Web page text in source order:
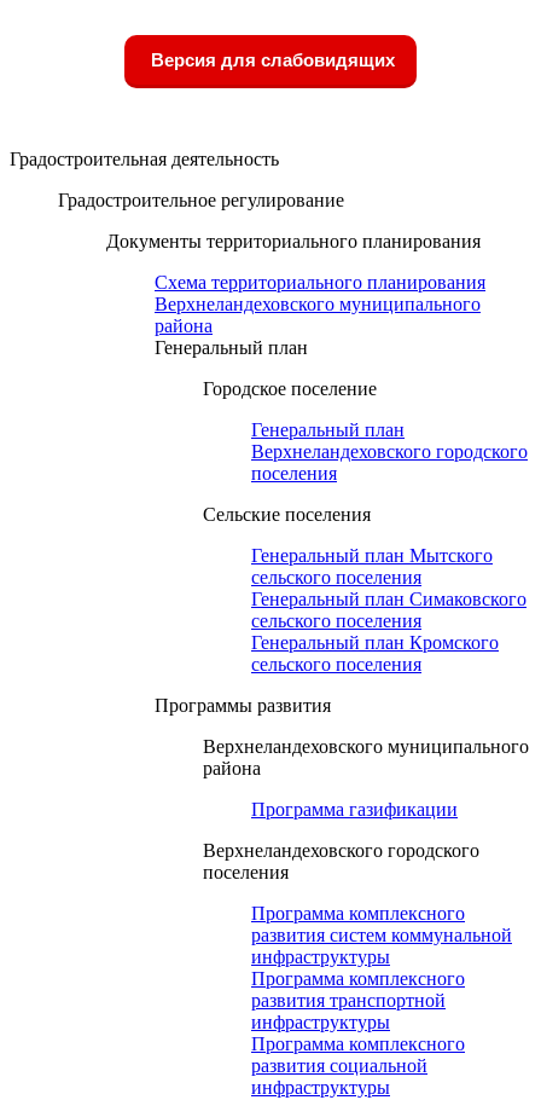
Версия для слабовидящих
Градостроительная деятельность
Градостроительное регулирование
Документы территориального планирования
Схема территориального планирования
Верхнеландеховского муниципального
района
Генеральный план
Городское поселение
Генеральный план
Верхнеландеховского городского
поселения
Сельские поселения
Генеральный план Мытского
сельского поселения
Генеральный план Симаковского
сельского поселения
Генеральный план Кромского
сельского поселения
Программы развития
Верхнеландеховского муниципального
района
Программа газификации
Верхнеландеховского городского
поселения
Программа комплексного
развития систем коммунальной
инфраструктуры
Программа комплексного
развития транспортной
инфраструктуры
Программа комплексного
развития социальной
инфраструктуры